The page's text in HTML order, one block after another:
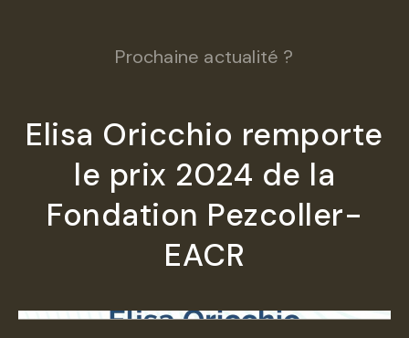
Prochaine actualité ?
Elisa Oricchio remporte
le prix 2024 de la
Fondation Pezcoller-
EACR